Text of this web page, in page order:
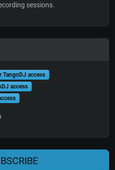
sessions.
TangoDJ access
access